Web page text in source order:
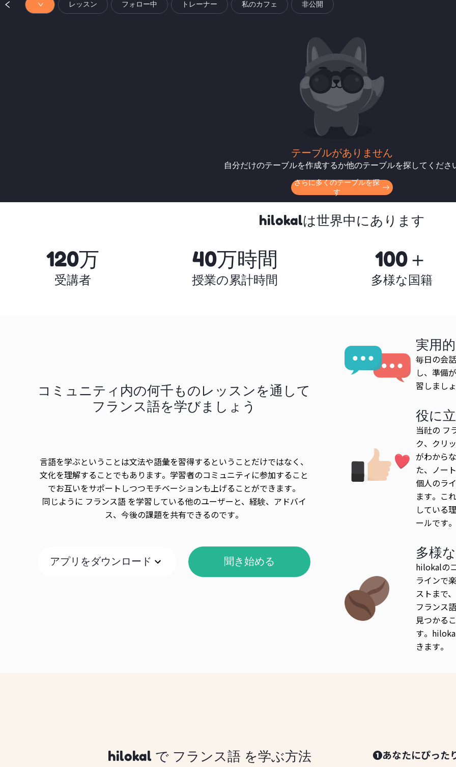
レッスン フォロー中 トレーナー 私のカフェ 非公開
テーブルがありません
自分だけのテーブルを作成するか他のテーブルを探してくださ
さらに多くのテーブルを探
す
hilokalは世界中にあります
120万
受講者
40万時間
授業の累計時間
100＋
多様な国籍
コミュニティ内の何千ものレッスンを通して
フランス語を学びましょう
言語を学ぶということは文法や語彙を習得するということだけではなく、
文化を理解することでもあります。学習者のコミュニティに参加すること
でお互いをサポートしつつモチベーションも上げることができます。
同じように フランス語 を学習している他のユーザーと、経験、アドバイ
ス、今後の課題を共有できるのです。
アプリをダウンロード 聞き始める
実用
毎日の会
し、準備
習しまし
役に
当社の フ
ク、クリ
がわから
た、ノー
個人のラ
ます。こ
している
ールです。
多様
hilokalの
ラインで
ストまで
フランス
見つかる
す。
きます。
hilokal で フランス語 を学ぶ方法 ❶あなたにぴった